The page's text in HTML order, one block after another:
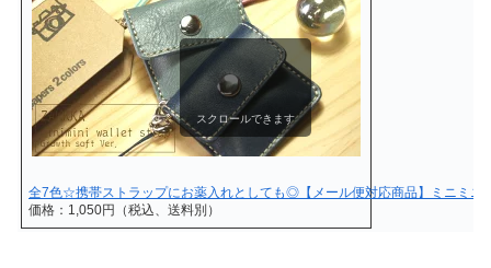
全7色☆携帯ストラップにお薬入れとしても◎【メール便対応商品】ミニミ
価格：1,050円（税込、送料別）
スクロールできます